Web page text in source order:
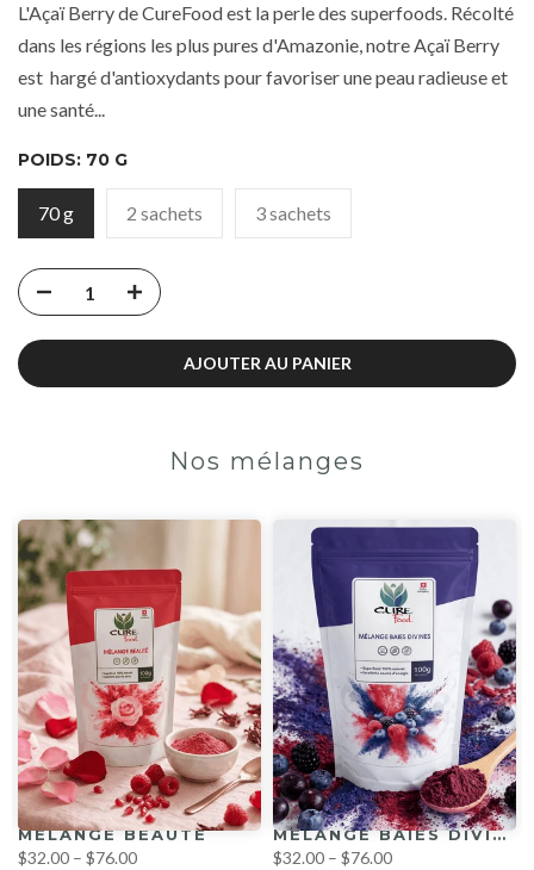
L'Açaï Berry de CureFood est la perle des superfoods. Récolté
dans les régions les plus pures d'Amazonie, notre Açaï Berry
est hargé d'antioxydants pour favoriser une peau radieuse et
une santé...
POIDS: 70 G
70 g 2 sachets 3 sachets
AJOUTER AU PANIER
Nos mélanges
MÉLANGE BEAUTÉ
$32.00 – $76.00
MÉLANGE BAIES DIVINES
$32.00 – $76.00